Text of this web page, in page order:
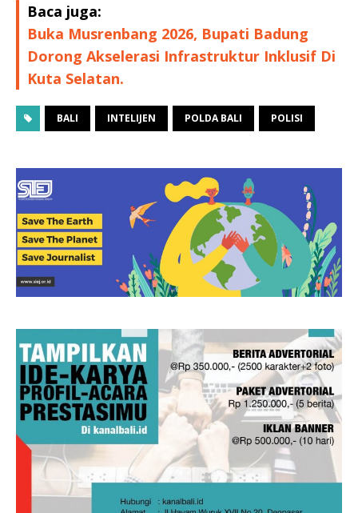
Baca juga:
Buka Musrenbang 2026, Bupati Badung
Dorong Akselerasi Infrastruktur Inklusif Di
Kuta Selatan.
BALI INTELIJEN POLDA BALI POLISI